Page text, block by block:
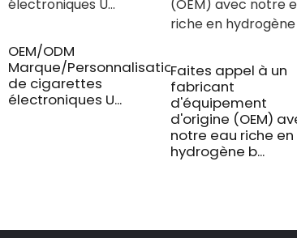
OEM/ODM
Marque/Personnalisation
de cigarettes
électroniques U...
Faites appel à un
fabricant
d'équipement
d'origine (OEM)
notre eau riche en
hydrogène b...